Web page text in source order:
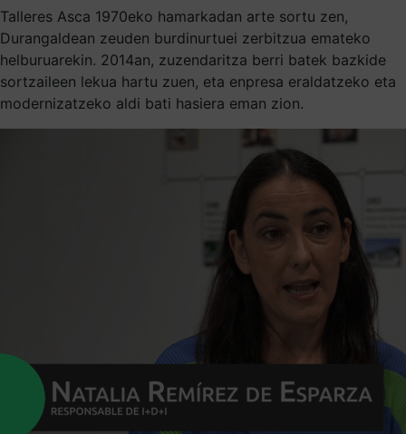
Talleres Asca 1970eko hamarkadan arte sortu zen,
Durangaldean zeuden burdinurtuei zerbitzua emateko
helburuarekin. 2014an, zuzendaritza berri batek bazkide
sortzaileen lekua hartu zuen, eta enpresa eraldatzeko eta
modernizatzeko aldi bati hasiera eman zion.